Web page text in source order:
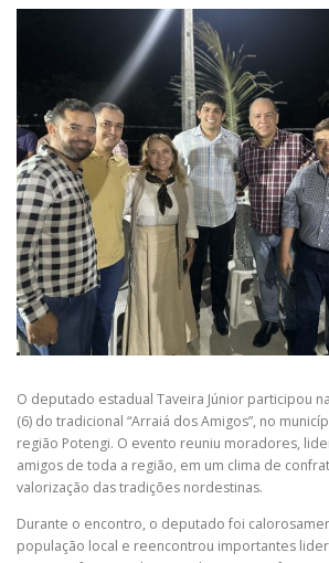
O deputado estadual Taveira Júnior participou
(6) do tradicional “Arraiá dos Amigos”, no
região Potengi. O evento reuniu moradores,
amigos de toda a região, em um clima de
valorização das tradições nordestinas.
Durante o encontro, o deputado foi
população local e reencontrou importantes